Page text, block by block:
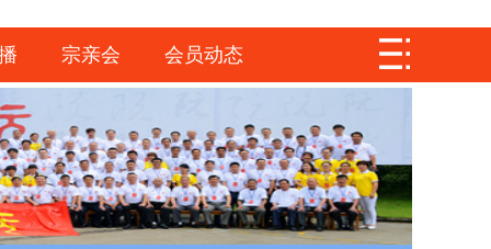
宗亲会 会员动态